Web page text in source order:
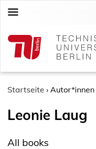
c
Startseite › Autor*innen
Leonie Laug
All books